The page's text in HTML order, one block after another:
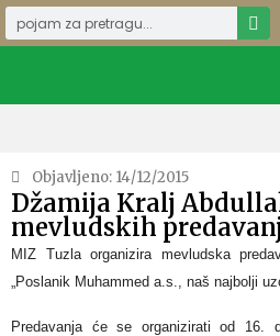
Objavljeno: 14/12/2015
Džamija Kralj
mevludskih
MIZ Tuzla organizira mevludska
„Poslanik Muhammed a.s., naš najbolji
Predavanja će se organizirati od 16.